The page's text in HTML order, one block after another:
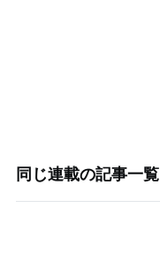
同じ連載の記事一覧